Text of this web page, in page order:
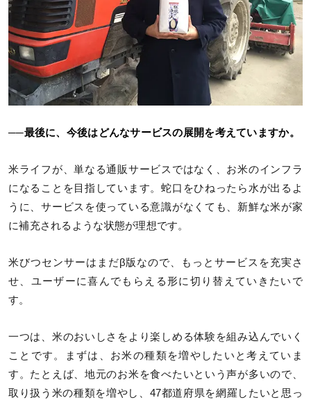
──最後に、今後はどんなサービスの展開を考えていますか。
米ライフが、単なる通販サービスではなく、お米のインフラ
になることを目指しています。蛇口をひねったら水が出るよ
うに、サービスを使っている意識がなくても、新鮮な米が家
に補充されるような状態が理想です。
米びつセンサーはまだβ版なので、もっとサービスを充実さ
せ、ユーザーに喜んでもらえる形に切り替えていきたいで
す。
一つは、米のおいしさをより楽しめる体験を組み込んでいく
ことです。まずは、お米の種類を増やしたいと考えていま
す。たとえば、地元のお米を食べたいという声が多いので、
取り扱う米の種類を増やし、47都道府県を網羅したいと思っ